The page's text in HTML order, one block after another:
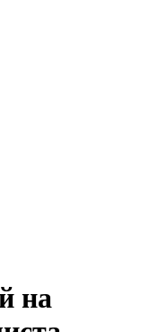
на